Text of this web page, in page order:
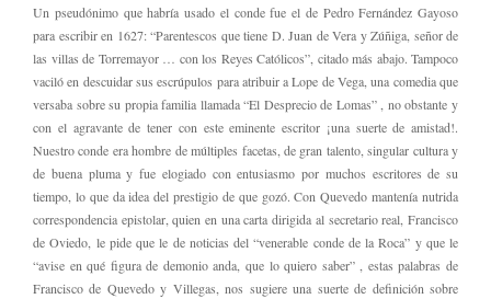
Un pseudónimo que habría usado el conde fue el de Pedro Fernández Gayoso
para escribir en 1627: “Parentescos que tiene D. Juan de Vera y Zúñiga, señor de
las villas de Torremayor … con los Reyes Católicos”, citado más abajo. Tampoco
vaciló en descuidar sus escrúpulos para atribuir a Lope de Vega, una comedia que
versaba sobre su propia familia llamada “El Desprecio de Lomas” , no obstante y
con el agravante de tener con este eminente escritor ¡una suerte de amistad!.
Nuestro conde era hombre de múltiples facetas, de gran talento, singular cultura y
de buena pluma y fue elogiado con entusiasmo por muchos escritores de su
tiempo, lo que da idea del prestigio de que gozó. Con Quevedo mantenía nutrida
correspondencia epistolar, quien en una carta dirigida al secretario real, Francisco
de Oviedo, le pide que le de noticias del “venerable conde de la Roca” y que le
“avise en qué figura de demonio anda, que lo quiero saber” , estas palabras de
Francisco de Quevedo y Villegas, nos sugiere una suerte de definición sobre